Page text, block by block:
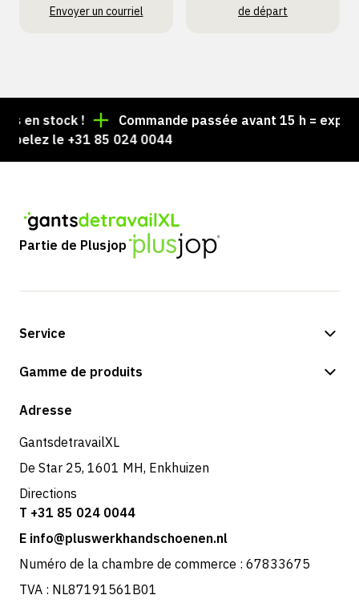
Envoyer un courriel
de départ
stock !
Commande passée avant 15 h =
le +31 85 024 0044
Partie de Plusjop
Service
Options de paiement
Retours et service
Gamme de produits
Boutique
Adresse
GantsdetravailXL
De Star 25, 1601 MH, Enkhuizen
Directions
T +31 85 024 0044
E info@pluswerkhandschoenen.nl
Numéro de la chambre de commerce : 67833675
TVA : NL87191561B01